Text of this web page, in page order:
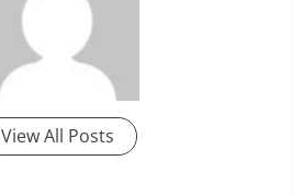
View All Posts